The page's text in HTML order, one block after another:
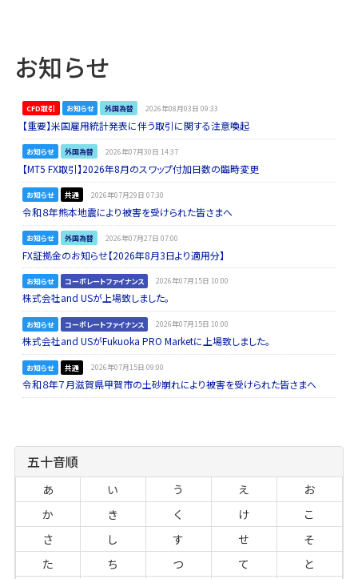
お知らせ
CFD取引 お知らせ 外国為替 2026年08月03日 09:33
【重要】米国雇用統計発表に伴う取引に関する注意喚起
お知らせ 外国為替 2026年07月30日 14:37
【MT5 FX取引】2026年8月のスワップ付加日数の臨時変更
お知らせ 共通 2026年07月29日 07:30
令和８年熊本地震により被害を受けられた皆さまへ
お知らせ 外国為替 2026年07月27日 07:00
FX証拠金のお知らせ【2026年8月3日より適用分】
お知らせ コーポレートファイナンス 2026年07月15日 10:00
株式会社and USが上場致しました。
お知らせ コーポレートファイナンス 2026年07月15日 10:00
株式会社and USがFukuoka PRO Marketに上場致しました。
お知らせ 共通 2026年07月15日 09:00
令和８年７月滋賀県甲賀市の土砂崩れにより被害を受けられた皆さまへ
五十音順
あ い う え
お
か
き く け
こ
さ
し す せ
そ
た
ち つ て
と